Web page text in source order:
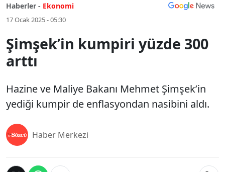
Haberler - Ekonomi
17 Ocak 2025 - 05:30
Şimşek’in kumpiri yüzde 300
arttı
Hazine ve Maliye Bakanı Mehmet Şimşek’in
yediği kumpir de enflasyondan nasibini aldı.
Haber Merkezi